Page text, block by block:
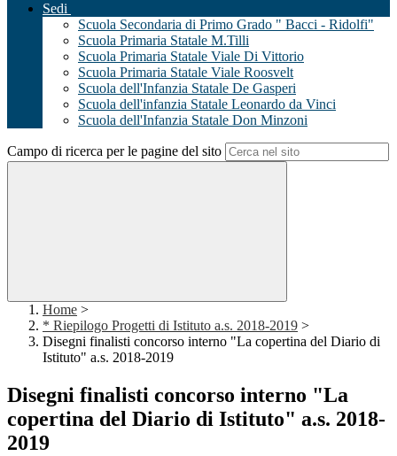
Sedi
Scuola Secondaria di Primo Grado " Bacci - Ridolfi"
Scuola Primaria Statale M.Tilli
Scuola Primaria Statale Viale Di Vittorio
Scuola Primaria Statale Viale Roosvelt
Scuola dell'Infanzia Statale De Gasperi
Scuola dell'infanzia Statale Leonardo da Vinci
Scuola dell'Infanzia Statale Don Minzoni
Campo di ricerca per le pagine del sito
Home >
* Riepilogo Progetti di Istituto a.s. 2018-2019 >
Disegni finalisti concorso interno "La copertina del Diario di
Istituto" a.s. 2018-2019
Disegni finalisti concorso interno "La
copertina del Diario di Istituto" a.s. 2018-
2019